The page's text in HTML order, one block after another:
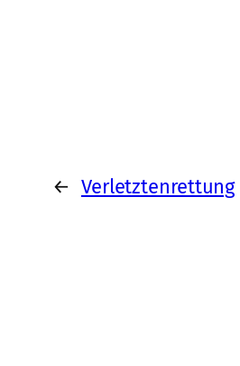
← Verletztenrettung